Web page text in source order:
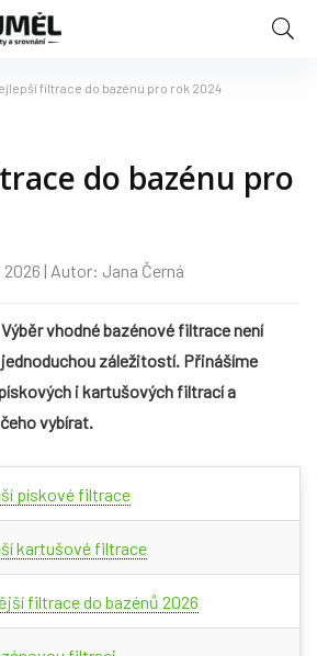
filtrace do bazénu pro rok 2024
do bazénu pro
| Autor: Jana Černá
Výběr vhodné bazénové filtrace není
jednoduchou záležitostí. Přinášíme
i kartušových filtrací a
vybírat.
pískové filtrace
kartušové filtrace
filtrace do bazénů 2026